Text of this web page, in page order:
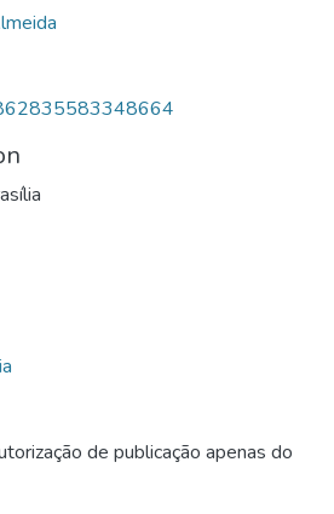
de publicação apenas do